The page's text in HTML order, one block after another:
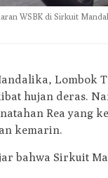
WSBK di Sirkuit
Lombok
hujan deras.
Rea yang
kemarin.
bahwa Sirkuit